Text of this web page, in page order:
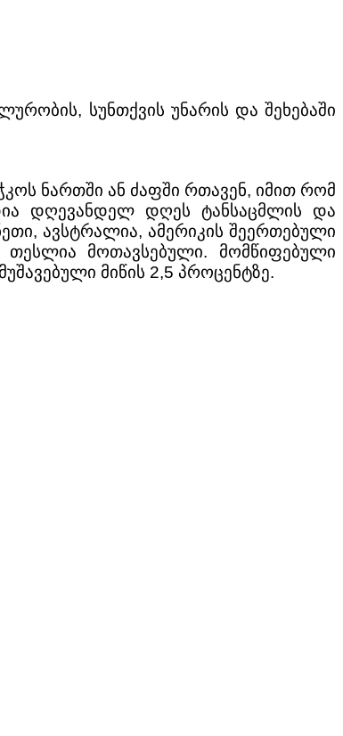
სუნთქვის უნარის და შეხებაში
ნართში ან ძაფში რთავენ, იმით რომ
დღევანდელ დღეს ტანსაცმლის და
ავსტრალია, ამერიკის შეერთებული
მოთავსებული. მომწიფებული
მიწის 2,5 პროცენტზე.